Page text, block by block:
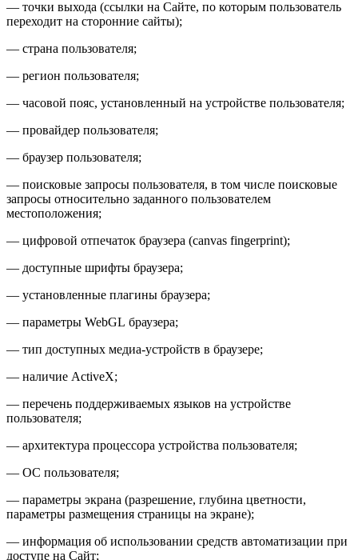
— точки выхода (ссылки на Сайте, по которым пользователь
переходит на сторонние сайты);
— страна пользователя;
— регион пользователя;
— часовой пояс, установленный на устройстве пользователя;
— провайдер пользователя;
— браузер пользователя;
— поисковые запросы пользователя, в том числе поисковые
запросы относительно заданного пользователем
местоположения;
— цифровой отпечаток браузера (canvas fingerprint);
— доступные шрифты браузера;
— установленные плагины браузера;
— параметры WebGL браузера;
— тип доступных медиа-устройств в браузере;
— наличие ActiveX;
— перечень поддерживаемых языков на устройстве
пользователя;
— архитектура процессора устройства пользователя;
— ОС пользователя;
— параметры экрана (разрешение, глубина цветности,
параметры размещения страницы на экране);
— информация об использовании средств автоматизации при
доступе на Сайт;